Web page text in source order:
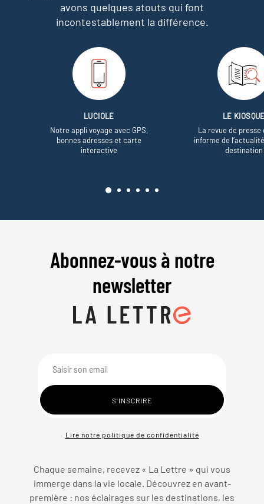
avons quelques atouts qui font
incontestablement la différence.
LUCIOLE
Notre appli voyage avec GPS,
bonnes adresses et carte
interactive
LE
La revue de presse
informe de
destination
Abonnez-vous à notre
newsletter
Lire notre politique de confidentialité
Chaque semaine, recevez « La Lettre » qui vous
immerge dans la vie locale. Découvrez en avant-
première : nos éclairages sur les destinations, les